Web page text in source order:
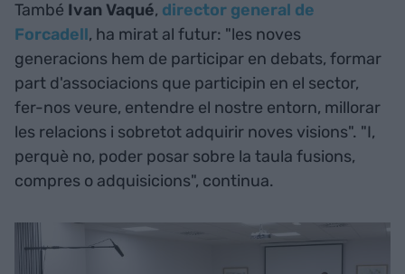
També Ivan Vaqué, director general de
Forcadell, ha mirat al futur: "les noves
generacions hem de participar en debats, formar
part d'associacions que participin en el sector,
fer-nos veure, entendre el nostre entorn, millorar
les relacions i sobretot adquirir noves visions". "I,
perquè no, poder posar sobre la taula fusions,
compres o adquisicions", continua.